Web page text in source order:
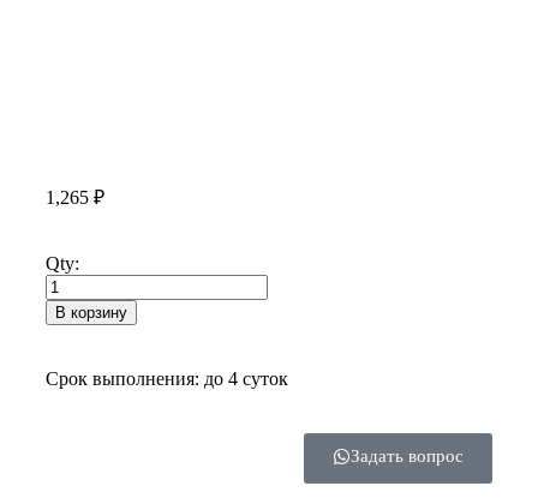
1,265 ₽
Qty:
В корзину
Срок выполнения: до 4 суток
Задать вопрос